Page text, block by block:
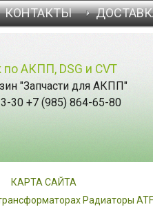
КОНТАКТЫ
АКПП, DSG и CVT
"Запчасти для АКПП"
30 +7 (985) 864-65-80
КАРТА САЙТА
Радиаторы ATF